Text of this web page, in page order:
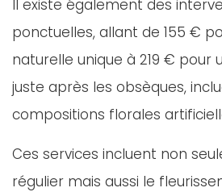
Il existe également des
ponctuelles, allant de 155 €
naturelle unique à 219 € pour
juste après les obsèques,
compositions florales
Ces services incluent non
régulier mais aussi le